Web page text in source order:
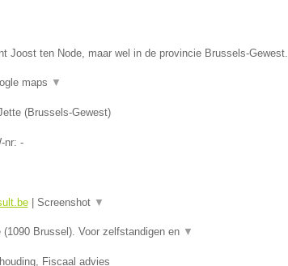
Joost ten Node, maar wel in de provincie Brussels-Gewest.
maps ▼
(Brussels-Gewest)
nr: -
| Screenshot ▼
Brussel). Voor zelfstandigen en ▼
Fiscaal advies